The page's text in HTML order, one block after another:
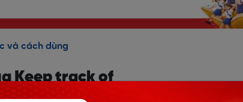
và cách dùng
Keep track of